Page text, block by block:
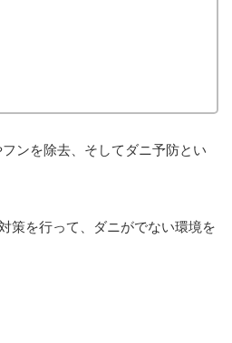
ンを除去、そしてダニ予防とい
策を行って、ダニがでない環境を